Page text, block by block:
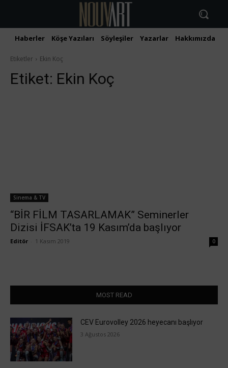
Haberler Köşe Yazıları Söyleşiler Yazarlar Hakkımızda
Etiketler Ekin Koç
Etiket: Ekin Koç
Sinema & TV
“BİR FİLM TASARLAMAK” Seminerler
Dizisi İFSAK’ta ‪19 Kasım‬’da başlıyor
Editör 1 Kasım 2019 0
MOST READ
CEV Eurovolley 2026 heyecanı başlıyor
3 Ağustos 2026